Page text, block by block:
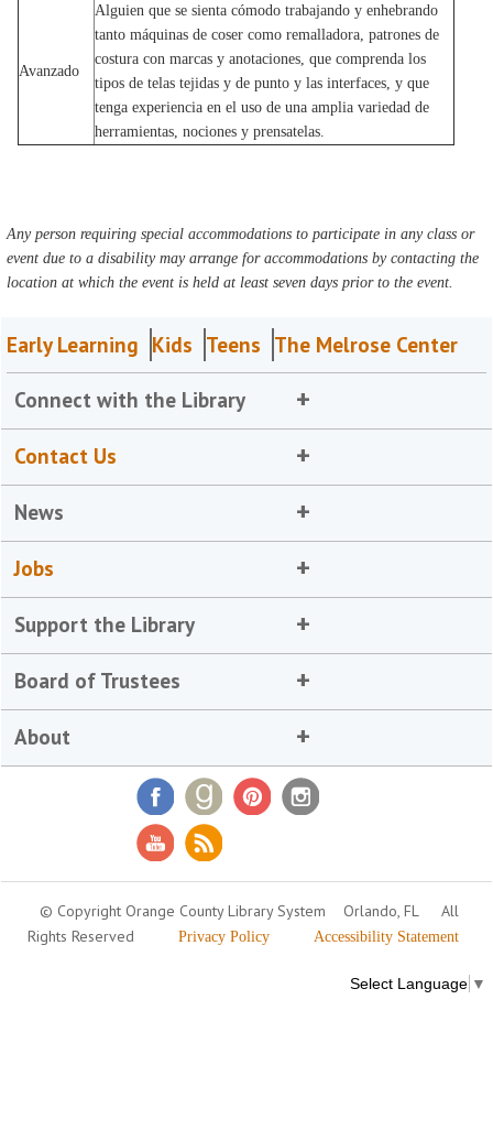
Avanzado
Alguien que se sienta cómodo trabajando y enhebrando
tanto máquinas de coser como remalladora, patrones de
costura con marcas y anotaciones, que comprenda los
tipos de telas tejidas y de punto y las interfaces, y que
tenga experiencia en el uso de una amplia variedad de
herramientas, nociones y prensatelas.
Any person requiring special accommodations to participate in any class or
event due to a disability may arrange for accommodations by contacting the
location at which the event is held at least seven days prior to the event.
Early Learning Kids Teens The Melrose Center
Connect with the Library
Contact Us
News
Jobs
Support the Library
Board of Trustees
About
© Copyright Orange County Library System Orlando, FL
All
Rights Reserved
Privacy Policy Accessibility Statement
Select Language ▼